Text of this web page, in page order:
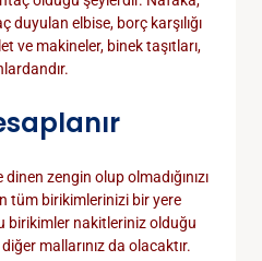
duyulan elbise, borç karşılığı
ve makineler, binek taşıtları,
zengin olup olmadığınızı
tüm birikimlerinizi bir yere
birikimler nakitleriniz olduğu
mallarınız da olacaktır.